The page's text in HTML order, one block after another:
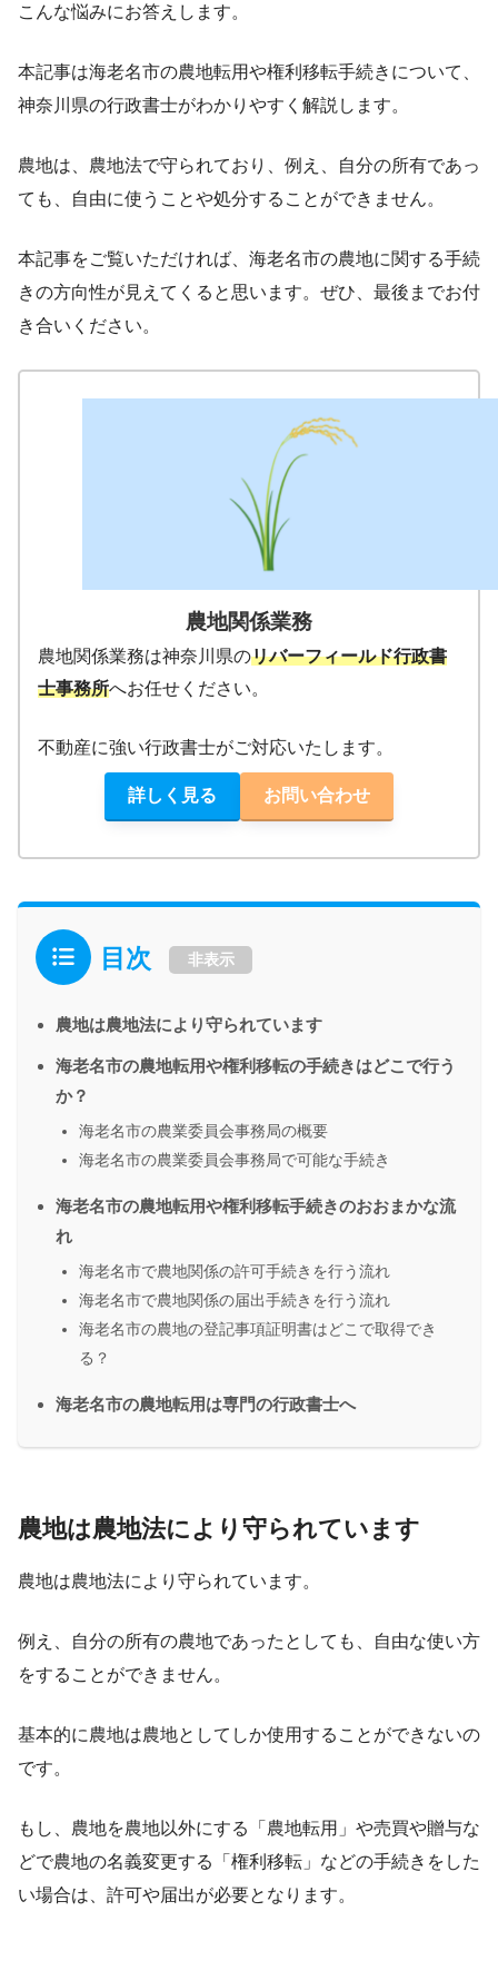
こんな悩みにお答えします。
本記事は海老名市の農地転用や権利移転手続きについて、
神奈川県の行政書士がわかりやすく解説します。
農地は、農地法で守られており、例え、自分の所有であっ
ても、自由に使うことや処分することができません。
本記事をご覧いただければ、海老名市の農地に関する手続
きの方向性が見えてくると思います。ぜひ、最後までお付
き合いください。
農地関係業務
農地関係業務は神奈川県のリバーフィールド行政書
士事務所へお任せください。
不動産に強い行政書士がご対応いたします。
詳しく見る お問い合わせ
目次 非表示
農地は農地法により守られています
海老名市の農地転用や権利移転の手続きはどこで行う
か？
海老名市の農業委員会事務局の概要
海老名市の農業委員会事務局で可能な手続き
海老名市の農地転用や権利移転手続きのおおまかな流
れ
海老名市で農地関係の許可手続きを行う流れ
海老名市で農地関係の届出手続きを行う流れ
海老名市の農地の登記事項証明書はどこで取得でき
る？
海老名市の農地転用は専門の行政書士へ
農地は農地法により守られています
農地は農地法により守られています。
例え、自分の所有の農地であったとしても、自由な使い方
をすることができません。
基本的に農地は農地としてしか使用することができないの
です。
もし、農地を農地以外にする「農地転用」や売買や贈与な
どで農地の名義変更する「権利移転」などの手続きをした
い場合は、許可や届出が必要となります。